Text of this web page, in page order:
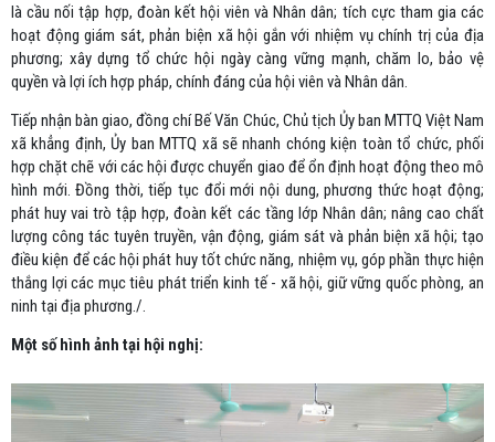
là cầu nối tập hợp, đoàn kết hội viên và Nhân dân; tích cực tham gia các
hoạt động giám sát, phản biện xã hội gắn với nhiệm vụ chính trị của địa
phương; xây dựng tổ chức hội ngày càng vững mạnh, chăm lo, bảo vệ
quyền và lợi ích hợp pháp, chính đáng của hội viên và Nhân dân.
Tiếp nhận bàn giao, đồng chí Bế Văn Chúc, Chủ tịch Ủy ban MTTQ Việt Nam
xã khẳng định, Ủy ban MTTQ xã sẽ nhanh chóng kiện toàn tổ chức, phối
hợp chặt chẽ với các hội được chuyển giao để ổn định hoạt động theo mô
hình mới. Đồng thời, tiếp tục đổi mới nội dung, phương thức hoạt động;
phát huy vai trò tập hợp, đoàn kết các tầng lớp Nhân dân; nâng cao chất
lượng công tác tuyên truyền, vận động, giám sát và phản biện xã hội; tạo
điều kiện để các hội phát huy tốt chức năng, nhiệm vụ, góp phần thực hiện
thắng lợi các mục tiêu phát triển kinh tế - xã hội, giữ vững quốc phòng, an
ninh tại địa phương./.
Một số hình ảnh tại hội nghị: